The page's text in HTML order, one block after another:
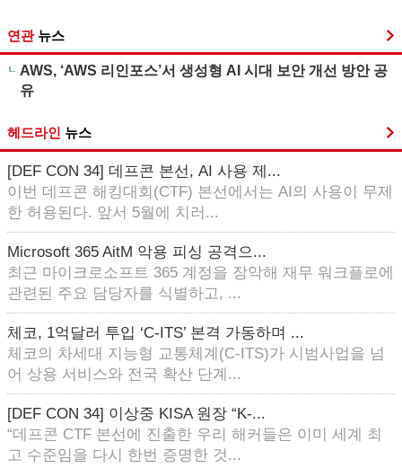
연관 뉴스
AWS, ‘AWS 리인포스’서 생성형 AI 시대 보안 개선 방안 공
유
헤드라인 뉴스
[DEF CON 34] 데프콘 본선, AI 사용 제...
이번 데프콘 해킹대회(CTF) 본선에서는 AI의 사용이 무제
한 허용된다. 앞서 5월에 치러...
Microsoft 365 AitM 악용 피싱 공격으...
최근 마이크로소프트 365 계정을 장악해 재무 워크플로에
관련된 주요 담당자를 식별하고, ...
체코, 1억달러 투입 ‘C-ITS’ 본격 가동하며 ...
체코의 차세대 지능형 교통체계(C-ITS)가 시범사업을 넘
어 상용 서비스와 전국 확산 단계...
[DEF CON 34] 이상중 KISA 원장 “K-...
“데프콘 CTF 본선에 진출한 우리 해커들은 이미 세계 최
고 수준임을 다시 한번 증명한 것...